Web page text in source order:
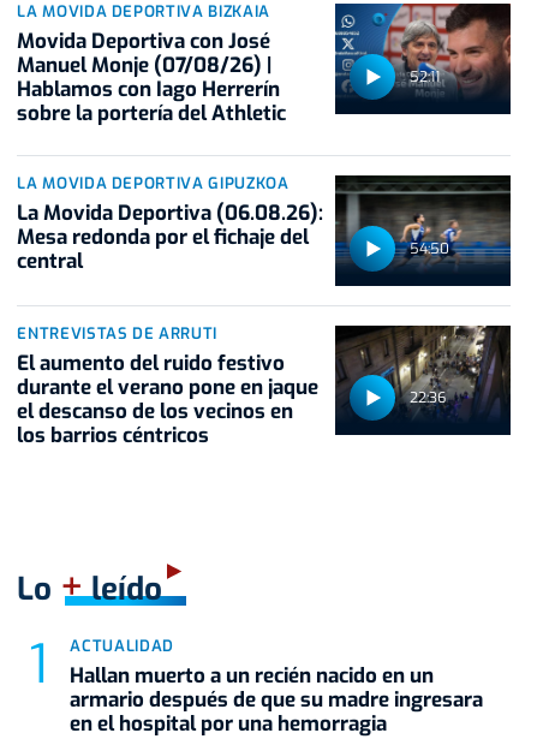
52:11
LA MOVIDA DEPORTIVA BIZKAIA
Movida Deportiva con José
Manuel Monje (07/08/26) |
Hablamos con Iago Herrerín
sobre la portería del Athletic
54:50
LA MOVIDA DEPORTIVA GIPUZKOA
La Movida Deportiva (06.08.26):
Mesa redonda por el fichaje del
central
22:36
ENTREVISTAS DE ARRUTI
El aumento del ruido festivo
durante el verano pone en jaque
el descanso de los vecinos en
los barrios céntricos
Lo +leído
ACTUALIDAD
Hallan muerto a un recién nacido en un
armario después de que su madre ingresara
en el hospital por una hemorragia